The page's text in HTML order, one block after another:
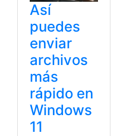
Así
puedes
enviar
archivos
más
rápido en
Windows
11